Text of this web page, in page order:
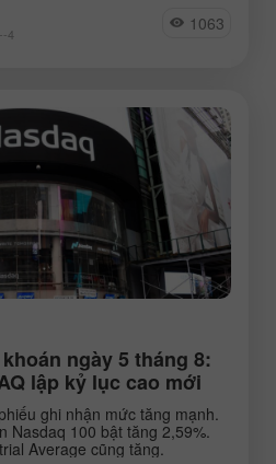
4 1063
ngày 5 tháng 8:
lập kỷ lục cao mới
ghi nhận mức tăng mạnh.
Nasdaq 100 bật tăng 2,59%.
Average cũng tăng.